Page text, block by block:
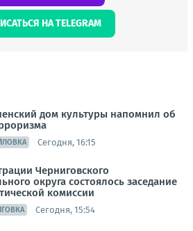
НА TELEGRAM
дом культуры напомнил об
Сегодня, 16:15
Черниговского
округа состоялось заседание
комиссии
Сегодня, 15:54